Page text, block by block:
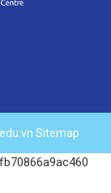
Sitemap